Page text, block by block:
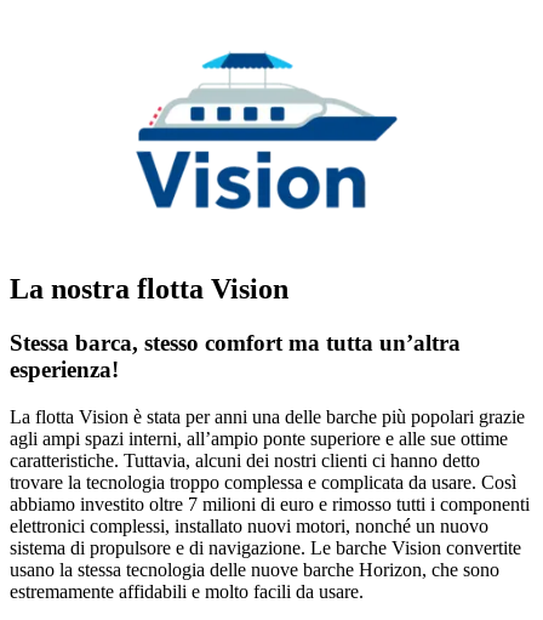
La nostra flotta Vision
Stessa barca, stesso comfort ma tutta un’altra
esperienza!
La flotta Vision è stata per anni una delle barche più popolari grazie
agli ampi spazi interni, all’ampio ponte superiore e alle sue ottime
caratteristiche. Tuttavia, alcuni dei nostri clienti ci hanno detto
trovare la tecnologia troppo complessa e complicata da usare. Così
abbiamo investito oltre 7 milioni di euro e rimosso tutti i componenti
elettronici complessi, installato nuovi motori, nonché un nuovo
sistema di propulsore e di navigazione. Le barche Vision convertite
usano la stessa tecnologia delle nuove barche Horizon, che sono
estremamente affidabili e molto facili da usare.